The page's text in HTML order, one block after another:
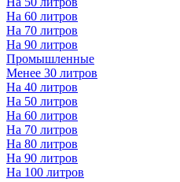
На 60 литров
На 70 литров
На 90 литров
Промышленные
Менее 30 литров
На 40 литров
На 50 литров
На 60 литров
На 70 литров
На 80 литров
На 90 литров
На 100 литров